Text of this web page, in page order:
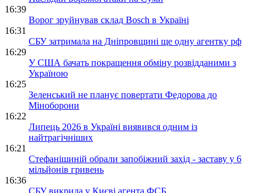
16:39
Ворог зруйнував склад Bosch в Україні
16:31
СБУ затримала на Дніпровщині ще одну агентку рф
16:29
У США бачать покращення обміну розвідданими з
Україною
16:25
Зеленський не планує повертати Федорова до
Міноборони
16:22
Липець 2026 в Україні виявився одним із
найтрагічніших
16:21
Стефанішиній обрали запобіжний захід - заставу у 6
мільйонів гривень
16:36